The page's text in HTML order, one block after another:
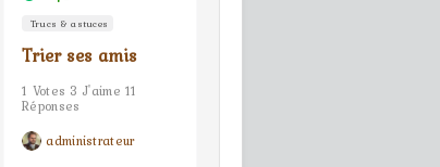
Trucs & astuces
Trier ses amis
1 Votes 3 J'aime 11
Réponses
administrateur